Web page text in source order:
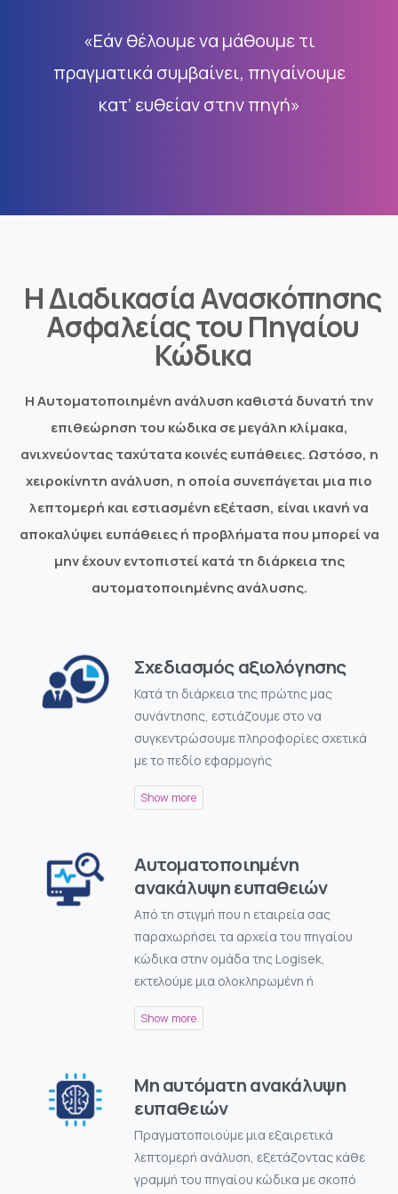
«Εάν θέλουμε να μάθουμε τι
πραγματικά συμβαίνει, πηγαίνουμε
κατ’ ευθείαν στην πηγή»
Η Διαδικασία Ανασκόπησης
Ασφαλείας του Πηγαίου
Κώδικα
Η Αυτοματοποιημένη ανάλυση καθιστά δυνατή την
επιθεώρηση του κώδικα σε μεγάλη κλίμακα,
ανιχνεύοντας ταχύτατα κοινές ευπάθειες. Ωστόσο, η
χειροκίνητη ανάλυση, η οποία συνεπάγεται μια πιο
λεπτομερή και εστιασμένη εξέταση, είναι ικανή να
αποκαλύψει ευπάθειες ή προβλήματα που μπορεί να
μην έχουν εντοπιστεί κατά τη διάρκεια της
αυτοματοποιημένης ανάλυσης.
Σχεδιασμός αξιολόγησης
Κατά τη διάρκεια της πρώτης μας
συνάντησης, εστιάζουμε στο να
συγκεντρώσουμε πληροφορίες σχετικά
με το πεδίο εφαρμογής
Αυτοματοποιημένη
ανακάλυψη ευπαθειών
Από τη στιγμή που η εταιρεία σας
παραχωρήσει τα αρχεία του πηγαίου
κώδικα στην ομάδα της Logisek,
εκτελούμε μια ολοκληρωμένη ή
Μη αυτόματη ανακάλυψη
ευπαθειών
Πραγματοποιούμε μια εξαιρετικά
λεπτομερή ανάλυση, εξετάζοντας κάθε
γραμμή του πηγαίου κώδικα με σκοπό